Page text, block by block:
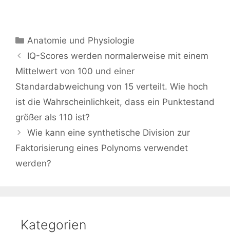
Kategorien
Anatomie und Physiologie
Beitrags-
Navigation
IQ-Scores werden normalerweise mit einem
Mittelwert von 100 und einer
Standardabweichung von 15 verteilt. Wie hoch
ist die Wahrscheinlichkeit, dass ein Punktestand
größer als 110 ist?
Wie kann eine synthetische Division zur
Faktorisierung eines Polynoms verwendet
werden?
Kategorien